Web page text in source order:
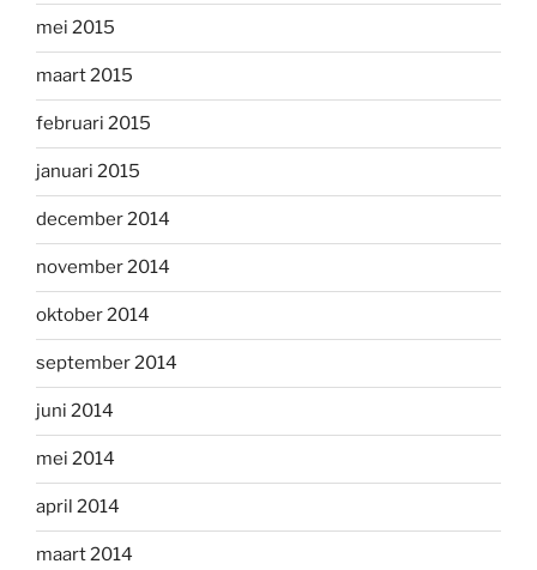
mei 2015
maart 2015
februari 2015
januari 2015
december 2014
november 2014
oktober 2014
september 2014
juni 2014
mei 2014
april 2014
maart 2014